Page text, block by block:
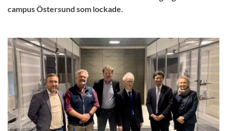
campus Östersund som lockade.